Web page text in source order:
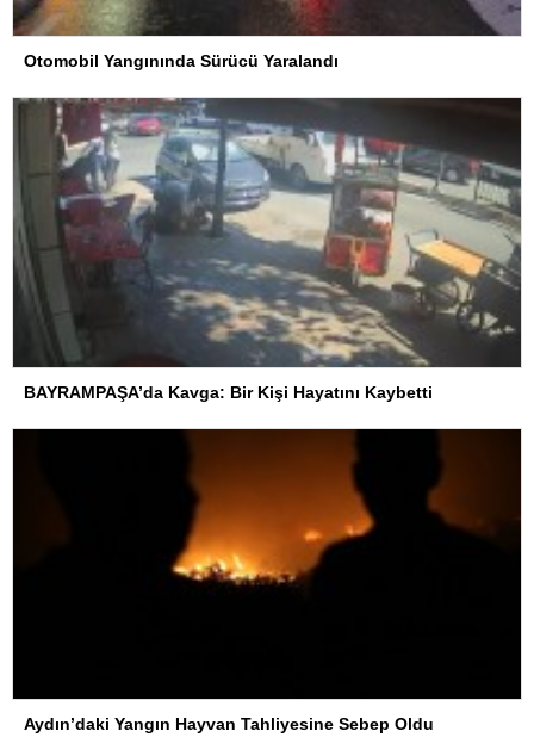
Otomobil Yangınında Sürücü Yaralandı
BAYRAMPAŞA’da Kavga: Bir Kişi Hayatını Kaybetti
Aydın’daki Yangın Hayvan Tahliyesine Sebep Oldu